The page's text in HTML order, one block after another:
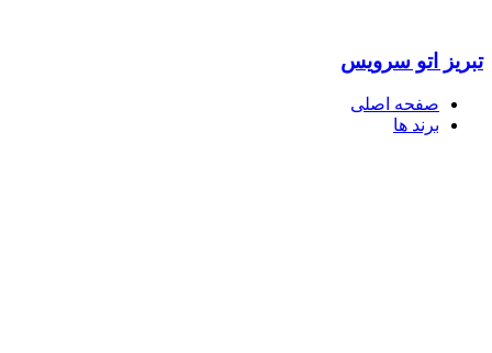
تبریز اتو سرویس
صفحه اصلی
برند ها